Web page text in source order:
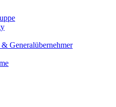
Generalübernehmer